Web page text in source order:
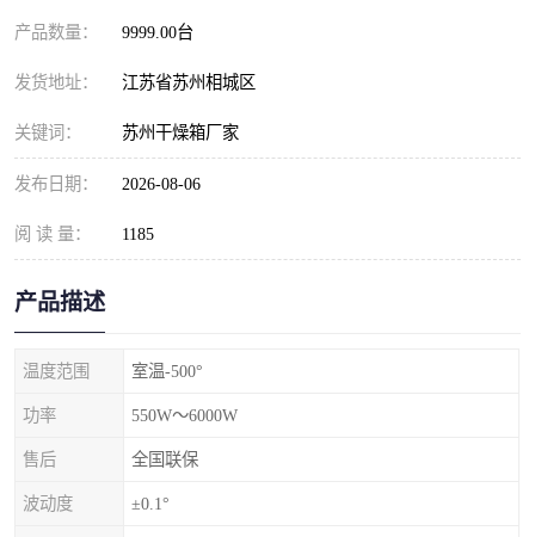
产品数量： 9999.00台
发货地址： 江苏省苏州相城区
关键词： 苏州干燥箱厂家
发布日期： 2026-08-06
阅 读 量： 1185
产品描述
温度范围 室温-500°
功率 550W～6000W
售后 全国联保
波动度 ±0.1°